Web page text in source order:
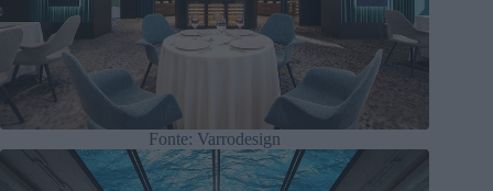
Fonte: Varrodesign